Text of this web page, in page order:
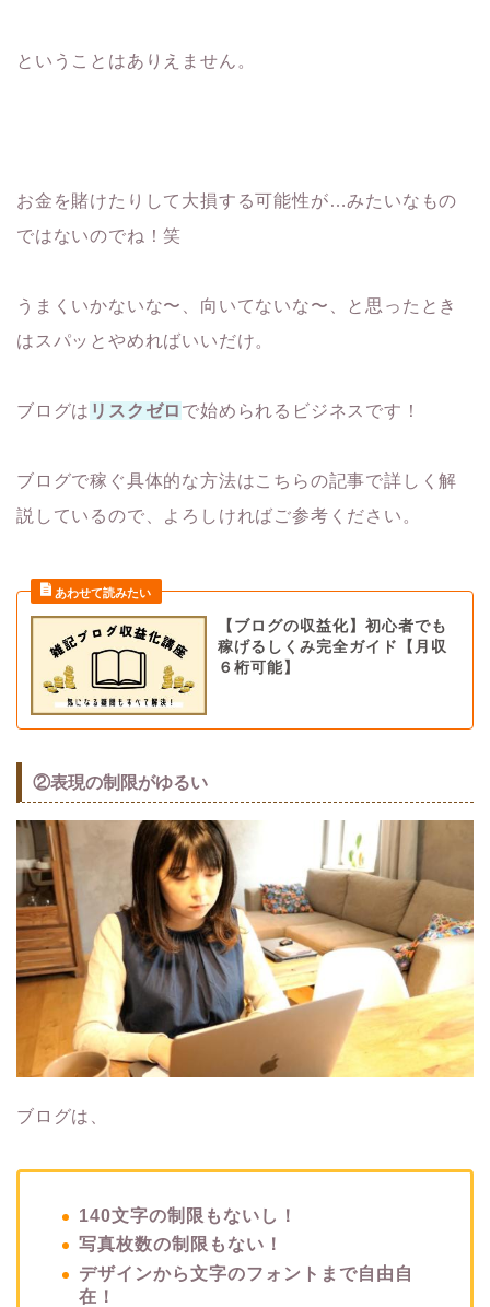
ということはありえません。
お金を賭けたりして大損する可能性が…みたいなもの
ではないのでね！笑
うまくいかないな〜、向いてないな〜、と思ったとき
はスパッとやめればいいだけ。
ブログは リスクゼロ で始められるビジネスです！
ブログで稼ぐ具体的な方法はこちらの記事で詳しく解
説しているので、よろしければご参考ください。
【ブログの収益化】初心者でも
稼げるしくみ完全ガイド【月収
６桁可能】
②表現の制限がゆるい
ブログは、
140文字の制限もないし！
写真枚数の制限もない！
デザインから文字のフォントまで自由自
在！